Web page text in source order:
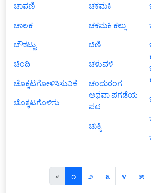
ಚಾವಣಿ
ಚಾಲಕ
ಚೌಕಟ್ಟು
ಚಿಂದಿ
ಚೊಕ್ಕಟಗೋಳಿಸಿಸುವಿಕೆ
ಚೊಕ್ಕಟಗೊಳಿಸು
ಚಕಮಕಿ
ಚಕಮಕಿ ಕಲ್ಲು
ಚಿಣಿ
ಚಳುವಳಿ
ಚಂದುರಂಗ
ಅಥವಾ ಪಗಡೆಯ
ಪಟ
ಚುಕ್ಕಿ
«पि
छ
೧ ೨ ೩ ೪ ೫